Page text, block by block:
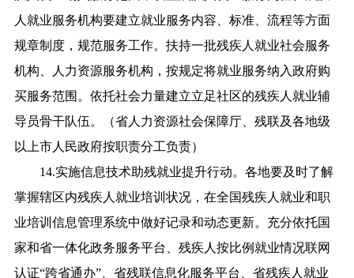
人就业服务机构要建立就业服务内容、标准、流程等方面
规章制度，规范服务工作。扶持一批残疾人就业社会服务
机构、人力资源服务机构，按规定将就业服务纳入政府购
买服务范围。依托社会力量建立立足社区的残疾人就业辅
导员骨干队伍。（省人力资源社会保障厅、残联及各地级
以上市人民政府按职责分工负责）
14.实施信息技术助残就业提升行动。各地要及时了解
掌握辖区内残疾人就业培训状况，在全国残疾人就业和职
业培训信息管理系统中做好记录和动态更新。充分依托国
家和省一体化政务服务平台、残疾人按比例就业情况联网
认证“跨省通办”、省残联信息化服务平台、省残疾人就业